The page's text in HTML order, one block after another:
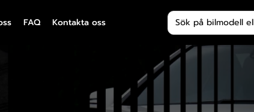
FAQ Kontakta oss
Produktsökning